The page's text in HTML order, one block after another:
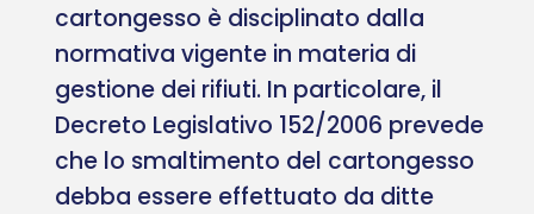
cartongesso è disciplinato dalla
normativa vigente in materia di
gestione dei rifiuti. In particolare, il
Decreto Legislativo 152/2006 prevede
che lo smaltimento del cartongesso
debba essere effettuato da ditte